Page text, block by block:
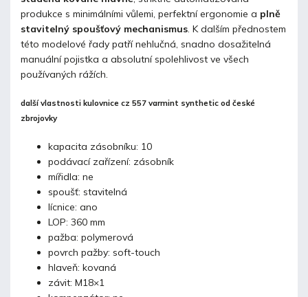
produkce s minimálními vůlemi, perfektní ergonomie a plně
stavitelný spoušťový mechanismus. K dalším přednostem
této modelové řady patří nehlučná, snadno dosažitelná
manuální pojistka a absolutní spolehlivost ve všech
používaných rážích.
další vlastnosti kulovnice cz 557 varmint synthetic od české
zbrojovky
kapacita zásobníku: 10
podávací zařízení: zásobník
mířidla: ne
spoušť: stavitelná
lícnice: ano
LOP: 360 mm
pažba: polymerová
povrch pažby: soft-touch
hlaveň: kovaná
závit: M18×1